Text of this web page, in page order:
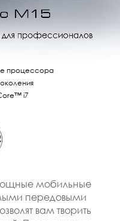
процессора
i7
мобильные
передовыми
вам творить